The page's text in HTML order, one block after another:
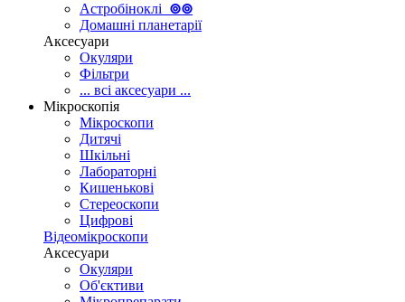
Астробіноклі ⊚⊚
Домашні планетарії
Аксесуари
Окуляри
Фільтри
... всі аксесуари ...
Мікроскопія
Мікроскопи
Дитячі
Шкільні
Лабораторні
Кишенькові
Стереоскопи
Цифрові
Відеомікроскопи
Аксесуари
Окуляри
Об'єктиви